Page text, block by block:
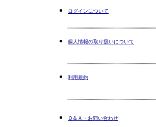
ログインについて
個人情報の取り扱いについて
利用規約
Ｑ＆Ａ・お問い合わせ